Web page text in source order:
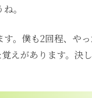
。
。僕も2回程、や
えがあります。決